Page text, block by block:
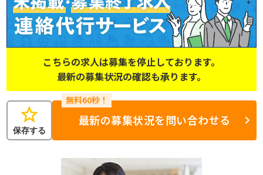
こちらの求人は募集を停止しております。
最新の募集状況の確認も承ります。
star
保存する
最新の募集状況を問い合わせる